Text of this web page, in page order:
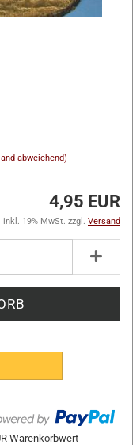
abweichend)
4,95 EUR
inkl. 19% MwSt. zzgl. Versand
Warenkorbwert